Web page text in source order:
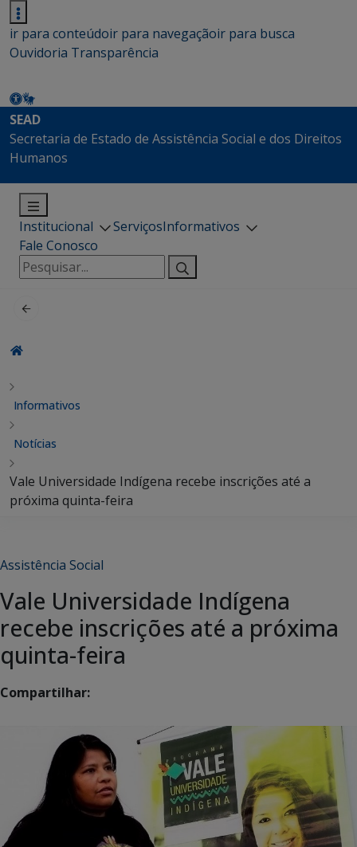
ir para conteúdoir para navegaçãoir para busca
Ouvidoria Transparência
SEAD
Secretaria de Estado de Assistência Social e dos Direitos
Humanos
Institucional ServiçosInformativos
Fale Conosco
Pesquisar
por:
Informativos
Notícias
Vale Universidade Indígena recebe inscrições até a
próxima quinta-feira
Assistência Social
Vale Universidade Indígena
recebe inscrições até a próxima
quinta-feira
Compartilhar: